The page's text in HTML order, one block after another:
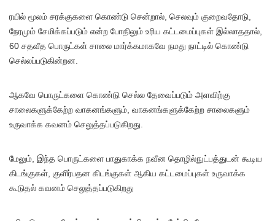
ரயில் மூலம் சரக்குகளை கொண்டு சென்றால், செலவும் குறைவதோடு,
நேரமும் சேமிக்கப்படும் என்ற போதிலும் உரிய கட்டமைப்புகள் இல்லாததால்,
60 சதவீத பொருட்கள் சாலை மார்க்கமாகவே நமது நாட்டில் கொண்டு
செல்லப்படுகின்றன.
ஆகவே பொருட்களை கொண்டு செல்ல தேவைப்படும் அளவிற்கு
சாலைகளுக்கேற்ற வாகனங்களும், வாகனங்களுக்கேற்ற சாலைகளும்
உருவாக்க கவனம் செலுத்தப்படுகிறது.
மேலும், இந்த பொருட்களை பாதுகாக்க நவீன தொழில்நுட்பத்துடன் கூடிய
கிடங்குகள், குளிர்பதன கிடங்குகள் ஆகிய கட்டமைப்புகள் உருவாக்க
கூடுதல் கவனம் செலுத்தப்படுகிறது